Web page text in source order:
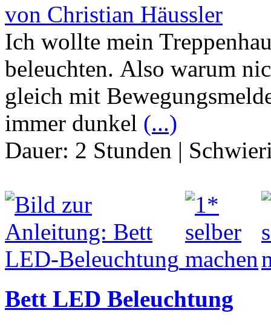
von Christian Häussler
Ich wollte mein
beleuchten. Also warum
gleich mit
immer dunkel (...)
Dauer: 2 Stunden |
Bett LED Beleuchtung